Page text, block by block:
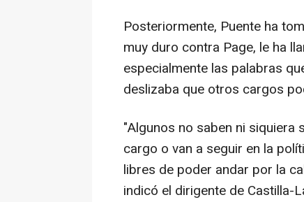
Posteriormente, Puente ha
muy duro contra Page, le ha
especialmente las palabras
deslizaba que otros cargos
"Algunos no saben ni siquiera
cargo o van a seguir en la
libres de poder andar por la
indicó el dirigente de Castilla-